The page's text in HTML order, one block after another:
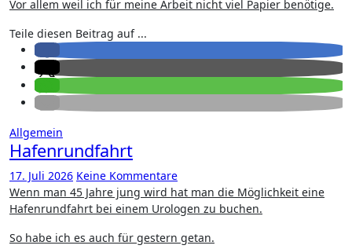
Vor allem weil ich für meine Arbeit nicht viel Papier benötige.
Teile diesen Beitrag auf ...
Allgemein
Hafenrundfahrt
17. Juli 2026 Keine Kommentare
Wenn man 45 Jahre jung wird hat man die Möglichkeit eine
Hafenrundfahrt bei einem Urologen zu buchen.
So habe ich es auch für gestern getan.